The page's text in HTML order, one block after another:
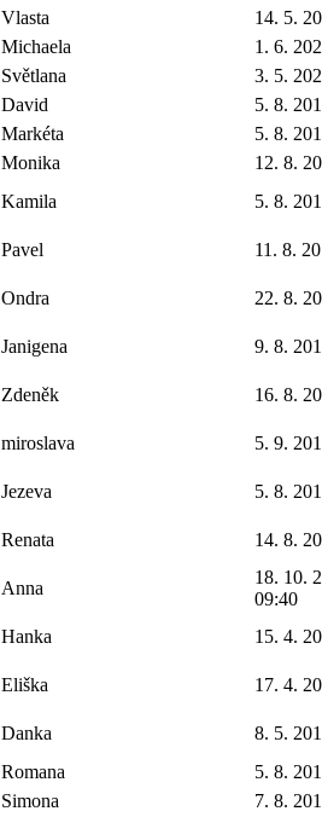
Vlasta
14. 5.
Michaela
1. 6.
Světlana
3. 5.
David
5. 8.
Markéta
5. 8.
Monika
12. 8.
Kamila
5. 8.
Pavel
11. 8.
Ondra
22. 8.
Janigena
9. 8.
Zdeněk
16. 8.
miroslava
5. 9.
Jezeva
5. 8.
Renata
14. 8.
Anna
18. 10.
09:40
Hanka
15. 4.
Eliška
17. 4.
Danka
8. 5.
Romana
5. 8.
Simona
7. 8.